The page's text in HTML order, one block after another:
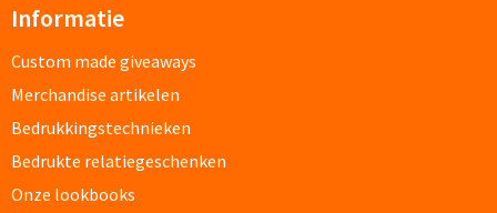
Veiligheidshesjes kinderen bedrukken
Fiets artikelen
Zadelhoesjes bedrukken
Informatie
Custom made giveaways
Merchandise artikelen
Bedrukkingstechnieken
Bedrukte relatiegeschenken
Onze lookbooks